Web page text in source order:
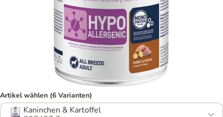
Artikel wählen (6 Varianten)
Kaninchen & Kartoffel